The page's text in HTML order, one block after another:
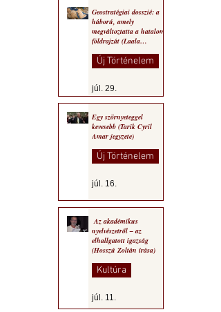
Geostratégiai dosszié: a
háború, amely
megváltoztatta a hatalom
földrajzát (Laala
Új Történelem
júl. 29.
Egy szörnyeteggel
kevesebb (Tarik Cyril
Amar jegyzete)
Új Történelem
júl. 16.
Az akadémikus
nyelvészetről – az
elhallgatott igazság
(Hosszú Zoltán írása)
Kultúra
júl. 11.